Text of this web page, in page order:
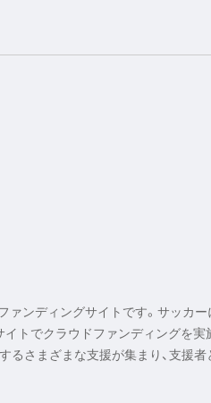
ァンディングサイトです。サッカー
イトでクラウドファンディングを実
るさまざまな支援が集まり、支援者